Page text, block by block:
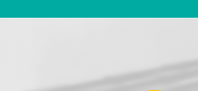
Основная навигация